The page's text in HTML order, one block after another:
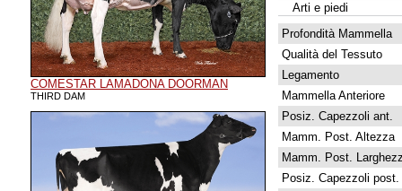
COMESTAR LAMADONA DOORMAN
THIRD DAM
Arti e piedi
Profondità Mammella
Qualità del Tessuto
Legamento
Mammella Anteriore
Posiz. Capezzoli ant.
Mamm. Post. Altezza
Mamm. Post.
Posiz. Capezzoli post.